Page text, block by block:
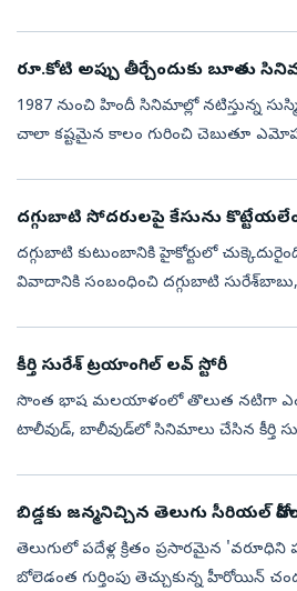
రూ.కోటి అప్పు తీర్చేందుకు బూతు
1987 నుంచి హిందీ సినిమాల్లో నటిస్తున్న
చాలా కష్టమైన కాలం గురించి చెబుతూ
దగ్గుబాటి సోదరులపై కేసును
దగ్గుబాటి కుటుంబానికి హైకోర్టులో
వివాదానికి సంబంధించి దగ్గుబాటి
కీర్తి సురేశ్ ట్రయాంగిల్ లవ్ స్టోరీ
సొంత భాష మలయాళంలో తొలుత నటిగా
టాలీవుడ్‌, బాలీవుడ్‌‌లో సినిమాలు చేసిన కీర్తి
బిడ్డకు జన్మనిచ్చిన తెలుగు సీరియల్
తెలుగులో పదేళ్ల ‍క్రితం ప్రసారమైన
బోలెడంత గుర్తింపు తెచ్చుకున్న హీరోయిన్